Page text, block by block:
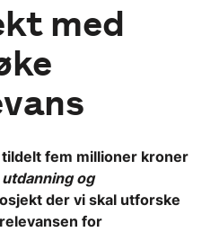
med
fem millioner kroner
og
der vi skal utforske
for